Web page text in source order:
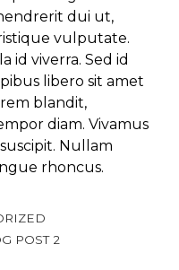
dui ut,
vulputate.
id viverra. Sed id
libero sit amet
blandit,
diam. Vivamus
Nullam
rhoncus.
POST 2